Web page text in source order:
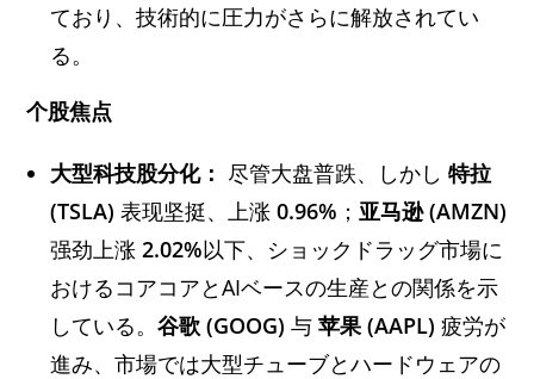
ており、技術的に圧力がさらに解放されてい
る。
个股焦点
大型科技股分化： 尽管大盘普跌、しかし特拉
(TSLA) 表现坚挺、上涨0.96% ； 亚马逊 (AMZN)
强劲上涨2.02%以下、ショックドラッグ市場に
おけるコアコアとAIベースの生産との関係を示
している。谷歌 (GOOG) 与苹果 (AAPL) 疲労が
進み、市場では大型チューブとハードウェアの